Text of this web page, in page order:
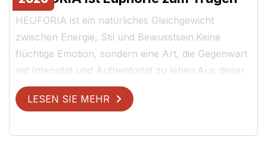
HEUFORIA ist ein natürliches Gleichgewicht
zwischen Energie, Stil und Bewusstsein.Keine
flüchtige Emotion, sondern eine Art, die Gegenwart
mit Intensität und Authentizität zu leben.Aus dieser
V...
LESEN SIE MEHR